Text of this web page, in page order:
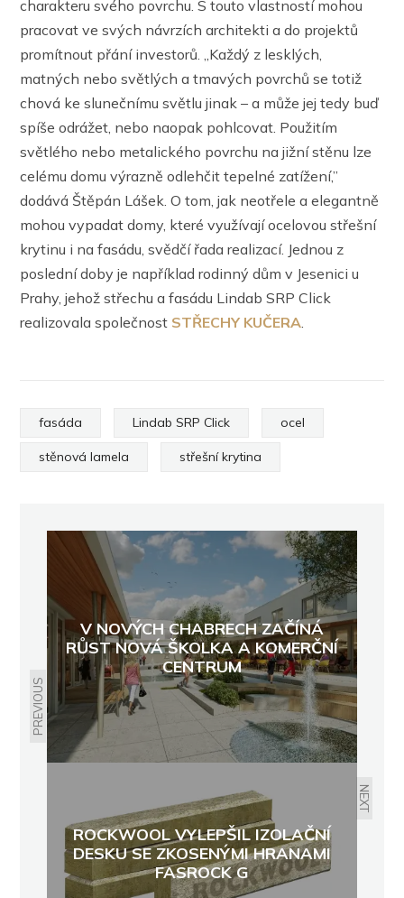
charakteru svého povrchu. S touto vlastností mohou
pracovat ve svých návrzích architekti a do projektů
promítnout přání investorů. „Každý z lesklých,
matných nebo světlých a tmavých povrchů se totiž
chová ke slunečnímu světlu jinak – a může jej tedy buď
spíše odrážet, nebo naopak pohlcovat. Použitím
světlého nebo metalického povrchu na jižní stěnu lze
celému domu výrazně odlehčit tepelné zatížení,”
dodává Štěpán Lášek. O tom, jak neotřele a elegantně
mohou vypadat domy, které využívají ocelovou střešní
krytinu i na fasádu, svědčí řada realizací. Jednou z
poslední doby je například rodinný dům v Jesenici u
Prahy, jehož střechu a fasádu Lindab SRP Click
realizovala společnost STŘECHY KUČERA
fasáda Lindab SRP Click ocel
stěnová lamela střešní krytina
PREVIOUS
V NOVÝCH CHABRECH ZAČÍNÁ
RŮST NOVÁ ŠKOLKA A KOMERČNÍ
CENTRUM
NEXT
ROCKWOOL VYLEPŠIL IZOLAČNÍ
DESKU SE ZKOSENÝMI HRANAMI
FASROCK G